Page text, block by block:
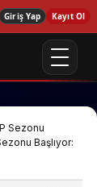
Giriş Yap Kayıt Ol
Sezonu
Başlıyor: